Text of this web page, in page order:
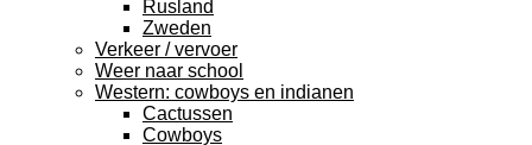
Rusland
Zweden
Verkeer / vervoer
Weer naar school
Western: cowboys en indianen
Cactussen
Cowboys